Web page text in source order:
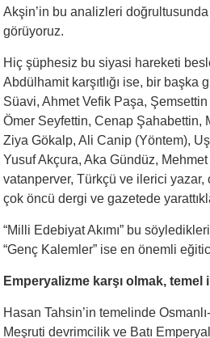
Akşin’in bu analizleri
görüyoruz.
Hiç şüphesiz bu siyasi hareketi
Abdülhamit karşıtlığı ise, bir başka
Süavi, Ahmet Vefik Paşa,
Ömer Seyfettin, Cenap Şahabettin,
Ziya Gökalp, Ali Canip (Yöntem),
Yusuf Akçura, Aka Gündüz,
vatanperver, Türkçü ve ilerici yazar,
çok öncü dergi ve gazetede
“Milli Edebiyat Akımı” bu
“Genç Kalemler” ise en önemli
Emperyalizme karşı olmak, temel
Hasan Tahsin’in temelinde
Meşruti devrimcilik ve Batı